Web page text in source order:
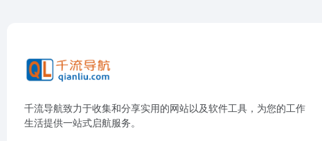
千流导航致力于收集和分享实用的网站以及软件工具，为您的工作
生活提供一站式启航服务。